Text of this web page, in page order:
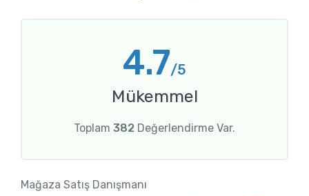
4.7/5
Mükemmel
Toplam 382 Değerlendirme Var.
Mağaza Satış Danışmanı